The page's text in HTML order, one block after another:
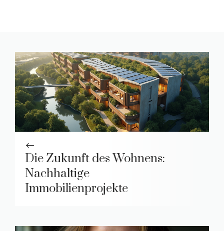
Die Zukunft des Wohnens:
Nachhaltige
Immobilienprojekte